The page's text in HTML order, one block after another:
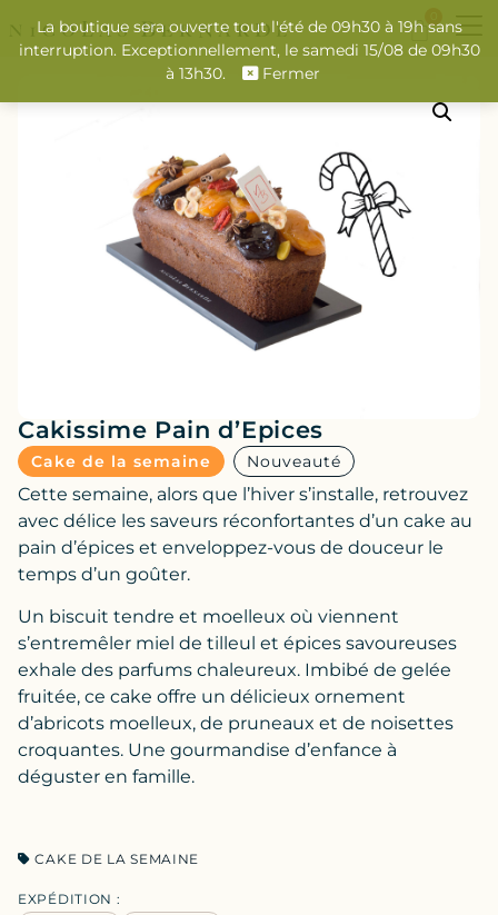
Cakissime Pain d’Epices
Cake de la semaine Nouveauté
Cette semaine, alors que l’hiver s’installe, retrouvez
avec délice les saveurs réconfortantes d’un cake au
pain d’épices et enveloppez-vous de douceur le
temps d’un goûter.
Un biscuit tendre et moelleux où viennent
s’entremêler miel de tilleul et épices savoureuses
exhale des parfums chaleureux. Imbibé de gelée
fruitée, ce cake offre un délicieux ornement
d’abricots moelleux, de pruneaux et de noisettes
croquantes. Une gourmandise d’enfance à
déguster en famille.
CAKE DE LA SEMAINE
EXPÉDITION :
La boutique sera ouverte tout l'été de 09h30 à 19h sans
interruption. Exceptionnellement, le samedi 15/08 de 09h30
à 13h30.
Fermer